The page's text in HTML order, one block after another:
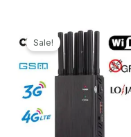
Sale!
Preis
war:
499,99€
Preis
ist:
199,99€.